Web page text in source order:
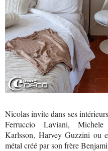
Nicolas invite dans ses
Ferruccio Laviani,
Karlsson, Harvey Guzzini ou
métal créé par son frère